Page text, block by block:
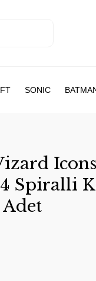
SONIC
Spiralli